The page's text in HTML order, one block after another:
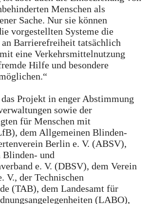
Menschen als
Sache. Nur sie können
vorgestellten Systeme die
Barrierefreiheit tatsächlich
eine Verkehrsmittelnutzung
Hilfe und besondere
Projekt in enger Abstimmung
sowie der
für Menschen mit
dem Allgemeinen Blinden-
Berlin e. V. (ABSV),
Blinden- und
e. V. (DBSV), dem Verein
V., der Technischen
(TAB), dem Landesamt für
(LABO),